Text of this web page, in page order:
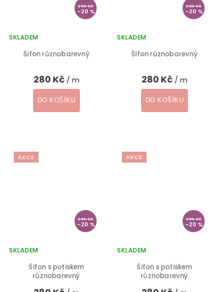
350 Kč
–20 %
Šifon různobarevný
SKLADEM
280 Kč / m
DO KOŠÍKU
350 Kč
–20 %
Šifon různobarevný
SKLADEM
280 Kč / m
DO KOŠÍKU
AKCE
350 Kč
–20 %
Šifon s potiskem
různobarevný
SKLADEM
AKCE
350 Kč
–20 %
Šifon s potiskem
různobarevný
SKLADEM